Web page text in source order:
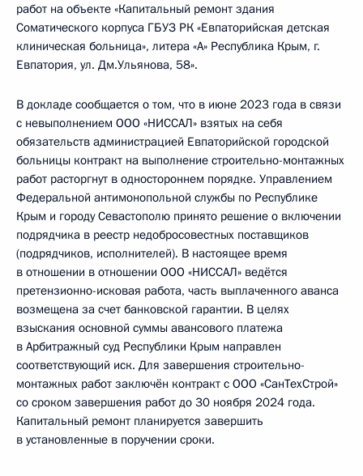
работ на объекте «Капитальный ремонт здания
Соматического корпуса ГБУЗ РК «Евпаторийская детская
клиническая больница», литера «А» Республика Крым, г.
Евпатория, ул. Дм.Ульянова, 58».
В докладе сообщается о том, что в июне 2023 года в связи
с невыполнением ООО «НИССАЛ» взятых на себя
обязательств администрацией Евпаторийской городской
больницы контракт на выполнение строительно-монтажных
работ расторгнут в одностороннем порядке. Управлением
Федеральной антимонопольной службы по Республике
Крым и городу Севастополю принято решение о включении
подрядчика в реестр недобросовестных поставщиков
(подрядчиков, исполнителей). В настоящее время
в отношении в отношении ООО «НИССАЛ» ведётся
претензионно-исковая работа, часть выплаченного аванса
возмещена за счет банковской гарантии. В целях
взыскания основной суммы авансового платежа
в Арбитражный суд Республики Крым направлен
соответствующий иск. Для завершения строительно-
монтажных работ заключён контракт с ООО «СанТехСтрой»
со сроком завершения работ до 30 ноября 2024 года.
Капитальный ремонт планируется завершить
в установленные в поручении сроки.